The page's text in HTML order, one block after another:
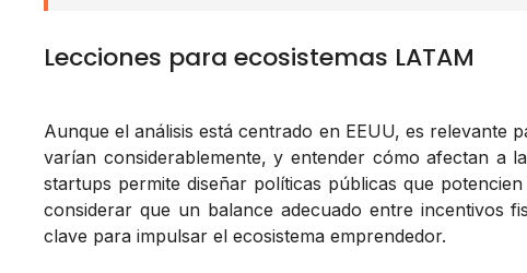
Lecciones para ecosistemas LATAM
Aunque el análisis está centrado en EEUU, es relevante
varían considerablemente, y entender cómo afectan a
startups permite diseñar políticas públicas que
considerar que un balance adecuado entre incentivos
clave para impulsar el ecosistema emprendedor.